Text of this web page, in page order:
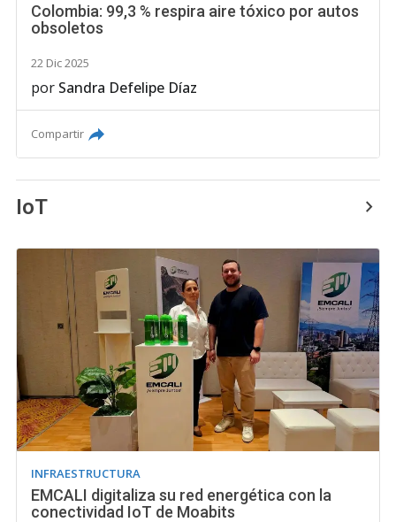
Colombia: 99,3 % respira aire tóxico por autos
obsoletos
22 Dic 2025
por Sandra Defelipe Díaz
Compartir
IoT
INFRAESTRUCTURA
EMCALI digitaliza su red energética con la
conectividad IoT de Moabits